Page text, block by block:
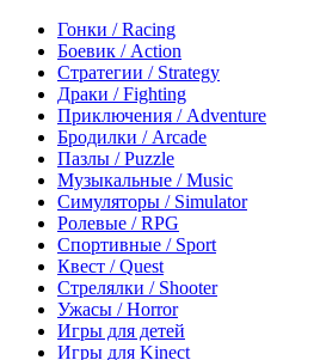
Гонки / Racing
Боевик / Action
Стратегии / Strategy
Драки / Fighting
Приключения / Adventure
Бродилки / Arcade
Пазлы / Puzzle
Музыкальные / Music
Симуляторы / Simulator
Ролевые / RPG
Спортивные / Sport
Квест / Quest
Стрелялки / Shooter
Ужасы / Horror
Игры для детей
Игры для Kinect